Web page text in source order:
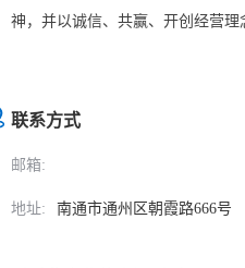
神，并以诚信、共赢、开创经营
联系方式
邮箱:
地址: 南通市通州区朝霞路666号